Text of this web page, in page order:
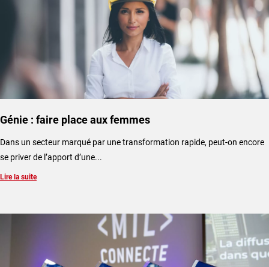
Génie : faire place aux femmes
Dans un secteur marqué par une transformation rapide, peut-on encore
se priver de l’apport d’une...
Lire la suite